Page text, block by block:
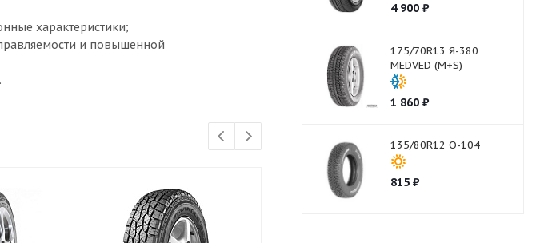
характеристики;
и повышенной
4 900₽
175/70R13 Я-380
MEDVED (M+S)
1 860₽
135/80R12 О-104
815₽